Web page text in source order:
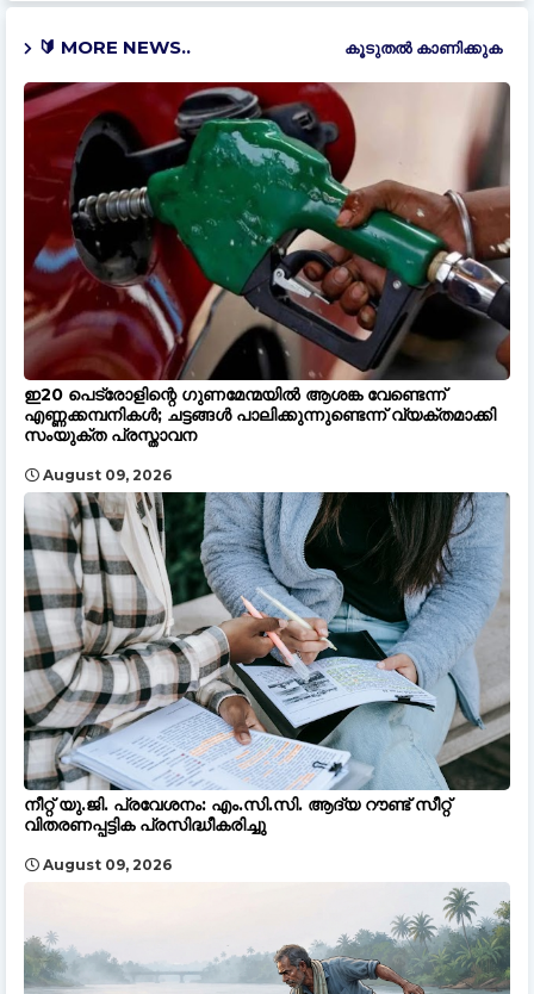
🔰 MORE NEWS.. കൂടുതൽ‍ കാണിക്കുക
ഇ20 പെട്രോളിന്റെ ഗുണമേന്മയിൽ ആശങ്ക വേണ്ടെന്ന്
എണ്ണക്കമ്പനികൾ; ചട്ടങ്ങൾ പാലിക്കുന്നുണ്ടെന്ന് വ്യക്തമാക്കി
സംയുക്ത പ്രസ്താവന
August 09, 2026
നീറ്റ് യു.ജി. പ്രവേശനം: എം.സി.സി. ആദ്യ റൗണ്ട് സീറ്റ്
വിതരണപ്പട്ടിക പ്രസിദ്ധീകരിച്ചു
August 09, 2026